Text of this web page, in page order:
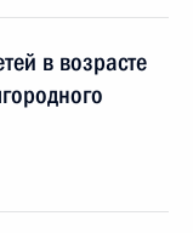
в возрасте